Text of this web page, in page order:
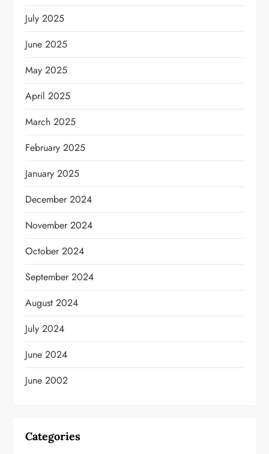
July 2025
June 2025
May 2025
April 2025
March 2025
February 2025
January 2025
December 2024
November 2024
October 2024
September 2024
August 2024
July 2024
June 2024
June 2002
Categories